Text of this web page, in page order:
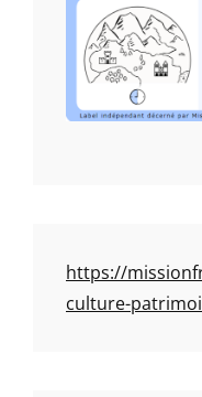
https://
culture-